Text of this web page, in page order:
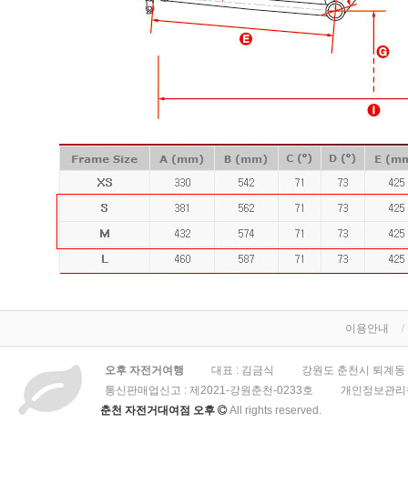
이용안내
오후 자전거여행 대표 : 김금식
강원도 춘천시 퇴계
통신판매업신고 : 제2021-강원춘천-0233호
개인정보관
춘천 자전거대여점 오후
All rights reserved.